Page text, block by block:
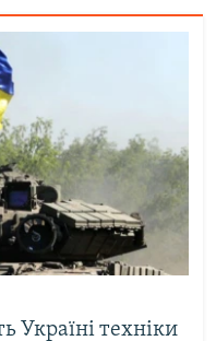
Україні техніки